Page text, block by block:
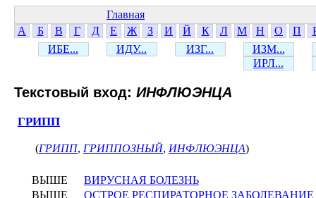
Главная
А
Б В Г Д Е Ж З И Й К Л М Н О П
ИБЕ...
ИДУ... ИЗГ...
ИЗМ...
ИРЛ...
Текстовый вход: ИНФЛЮЭНЦА
ГРИПП
(ГРИПП, ГРИППОЗНЫЙ, ИНФЛЮЭНЦА)
ВЫШЕ
ВИРУСНАЯ БОЛЕЗНЬ
ВЫШЕ
ОСТРОЕ РЕСПИРАТОРНОЕ ЗАБОЛЕВАНИЕ